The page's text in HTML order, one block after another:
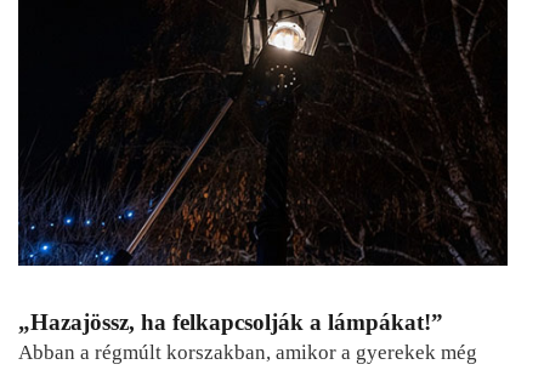
„Hazajössz, ha felkapcsolják a lámpákat!”
Abban a régmúlt korszakban, amikor a gyerekek még